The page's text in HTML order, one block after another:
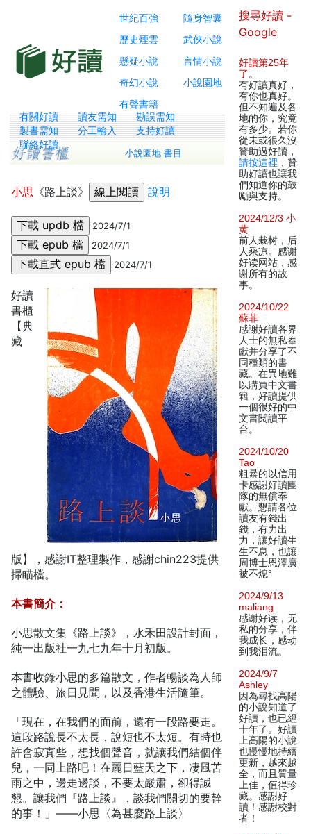
世紀百強
隨身智囊
歷史煙雲
武俠小說
懸疑小說
言情小說
奇幻小說
小說園地
有聲書籍
有關好讀 讀友需知
勘誤需知
製書需知
分工輸入
支持好讀
聯絡好讀
小說園地 書目
小思 《路上談》 說明
2024/7/1
2024/7/1
2024/7/1
好讀
書櫃
【典
藏
版】，感謝IT整理製作，感謝chin223提供
掃瞄檔。
本書簡介：
小思散文集《路上談》，水禾田設計封面，
純一出版社一九七九年十月初版。
本書收錄小思的多篇散文，作者暢談為人師
之體驗、旅日見聞，以及香港生活隨筆。
「現在，在我們的面前，還有一段路要走。
這段路說長不太長，說短也不太短。有時也
許會寂寘些，想找個聲音，就讓我們結個伴
兒，一同上路吧！在麗日藍天之下，凄風苦
雨之中，邊走邊談，不要太嚴肅，卻得誠
懇。讓我們『路上談』，談我們關切的要幹
的事！」——小思〈為甚麼路上談〉
搜尋好讀 -
Google
好讀第25年
了 。
有好讀真好，
有你也真好。
但不知遍及各
地的你，究竟
有多少。若你
從未或很久沒
贊助過好讀，
請按這裡 ，贊
助好讀也讓我
們知道你的鼓
勵與支持。
2024/12/3 小
黄
前人栽树，后
人乘凉。感谢
好读网站，感
谢所有的故
事。
2024/10/22
蘇菲
感謝好讀各界
人士的無私奉
獻并分享了不
同種類的書
藏。在異地難
以購買中文書
籍，好讀提供
一個很好的中
文書閱讀平
台。
2024/10/20
Tao
粗暴的以信用
卡感謝好讀團
隊的無償奉
獻。懇請各位
讀友有錢出
錢，有力出
力，讓好讀生
生不息，也讓
周博士恩澤廣
被不熄°
2024/9/13
maliang
感谢好读，无
私的分享，伴
我成长，感动
到我泪流。
2024/9/7
Ashley
因為尋找高陽
的小說知道了
好讀，也已經
十年了。好讀
上高陽的小說
也慢慢地持續
更新，越來越
全，而且質量
上佳，值得珍
藏。感謝好
讀！感謝校對
者！